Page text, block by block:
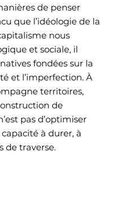
de penser
que l’idéologie de la
nous
et sociale, il
fondées sur la
et l’imperfection. À
territoires,
de
pas d’optimiser
à durer, à
de traverse.